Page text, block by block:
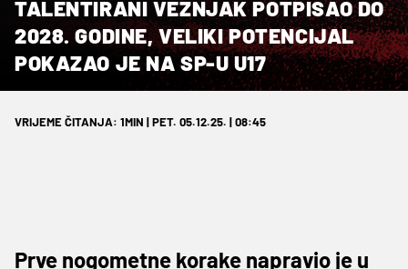
TALENTIRANI VEZNJAK POTPISAO DO
2028. GODINE, VELIKI POTENCIJAL
POKAZAO JE NA SP-U U17
VRIJEME ČITANJA: 1MIN | PET. 05.12.25. | 08:45
Prve nogometne korake napravio je u